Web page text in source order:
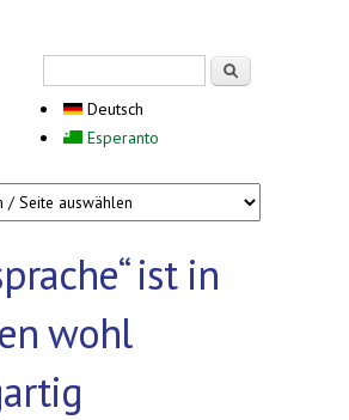
Deutsch
Esperanto
ist in
wohl